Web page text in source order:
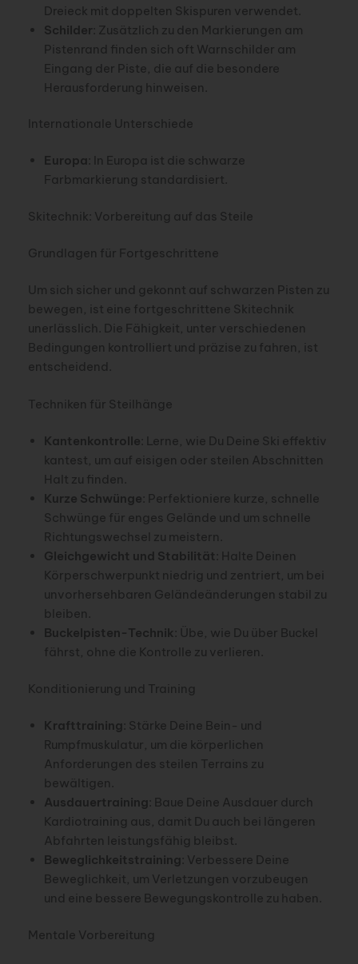
Dreieck mit doppelten Skispuren verwendet.
Schilder : Zusätzlich zu den Markierungen am
Pistenrand finden sich oft Warnschilder am
Eingang der Piste, die auf die besondere
Herausforderung hinweisen.
Internationale Unterschiede
Europa : In Europa ist die schwarze
Farbmarkierung standardisiert.
Skitechnik: Vorbereitung auf das Steile
Grundlagen für Fortgeschrittene
Um sich sicher und gekonnt auf schwarzen Pisten zu
bewegen, ist eine fortgeschrittene Skitechnik
unerlässlich. Die Fähigkeit, unter verschiedenen
Bedingungen kontrolliert und präzise zu fahren, ist
entscheidend.
Techniken für Steilhänge
Kantenkontrolle : Lerne, wie Du Deine Ski effektiv
kantest, um auf eisigen oder steilen Abschnitten
Halt zu finden.
Kurze Schwünge : Perfektioniere kurze, schnelle
Schwünge für enges Gelände und um schnelle
Richtungswechsel zu meistern.
Gleichgewicht und Stabilität : Halte Deinen
Körperschwerpunkt niedrig und zentriert, um bei
unvorhersehbaren Geländeänderungen stabil zu
bleiben.
Buckelpisten-Technik : Übe, wie Du über Buckel
fährst, ohne die Kontrolle zu verlieren.
Konditionierung und Training
Krafttraining : Stärke Deine Bein- und
Rumpfmuskulatur, um die körperlichen
Anforderungen des steilen Terrains zu
bewältigen.
Ausdauertraining : Baue Deine Ausdauer durch
Kardiotraining aus, damit Du auch bei längeren
Abfahrten leistungsfähig bleibst.
Beweglichkeitstraining : Verbessere Deine
Beweglichkeit, um Verletzungen vorzubeugen
und eine bessere Bewegungskontrolle zu haben.
Mentale Vorbereitung